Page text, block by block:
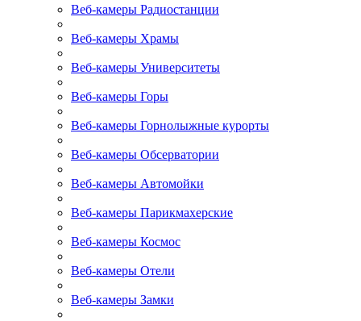
Веб-камеры Радиостанции
Веб-камеры Храмы
Веб-камеры Университеты
Веб-камеры Горы
Веб-камеры Горнолыжные курорты
Веб-камеры Обсерватории
Веб-камеры Автомойки
Веб-камеры Парикмахерские
Веб-камеры Космос
Веб-камеры Отели
Веб-камеры Замки